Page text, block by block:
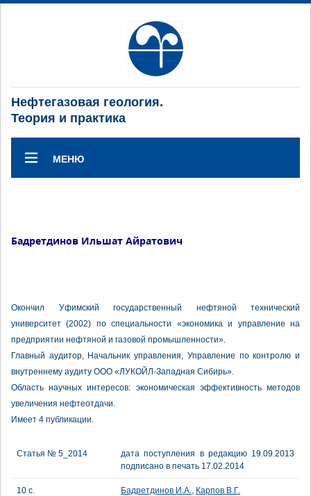
Нефтегазовая геология.
Теория и практика
МЕНЮ
Бадретдинов Ильшат Айратович
Окончил Уфимский государственный нефтяной технический
университет (2002) по специальности «экономика и управление на
предприятии нефтяной и газовой промышленности».
Главный аудитор, Начальник управления, Управление по контролю и
внутреннему аудиту ООО «ЛУКОЙЛ-Западная Сибирь».
Область научных интересов: экономическая эффективность методов
увеличения нефтеотдачи.
Имеет 4 публикации.
Статья № 5_2014
дата поступления в редакцию 19.09.2013
подписано в печать 17.02.2014
10 с. Бадретдинов И.А., Карпов В.Г.